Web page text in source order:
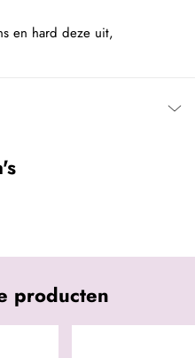
en hard deze uit,
producten